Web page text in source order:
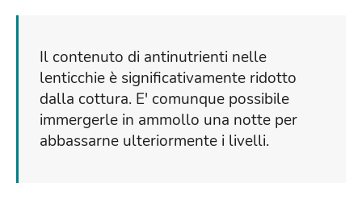
Il contenuto di antinutrienti nelle
lenticchie è significativamente ridotto
dalla cottura. E' comunque possibile
immergerle in ammollo una notte per
abbassarne ulteriormente i livelli.